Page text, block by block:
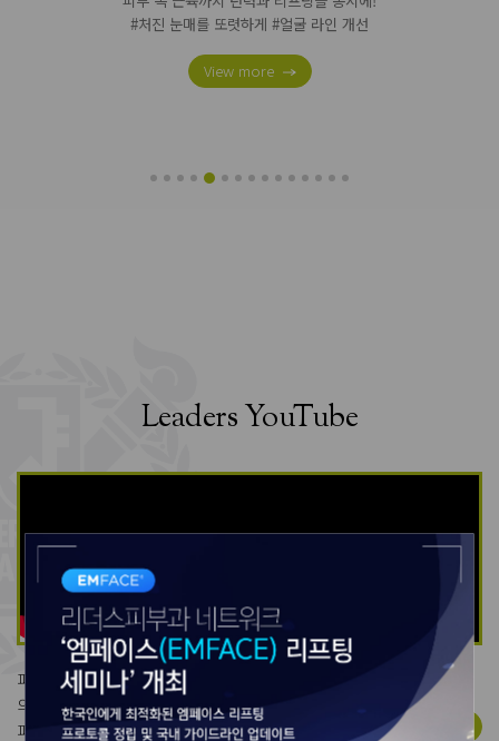
빈틈없이 자신감을 채우다!
View more
Leaders YouTube
피부과 전문의가 알려주는
의학정보,
피부 건강에 대한 모든 것!
View more